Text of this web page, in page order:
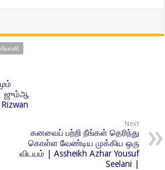
| ஜும்ஆ
Next
கனவைப் பற்றி நீங்கள் தெரிந்து
கொள்ள வேண்டிய முக்கிய ஒரு
விடயம் | Assheikh Azhar Yousuf
Seelani |